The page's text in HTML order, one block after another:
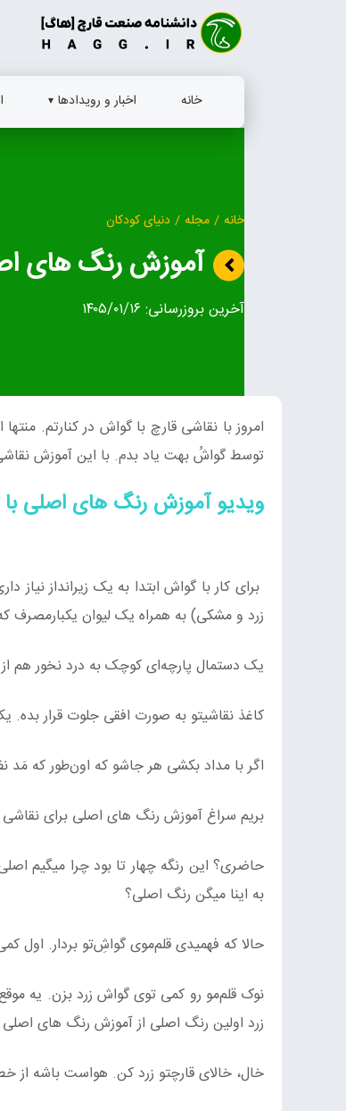
خانه اخبار و رویدادها
خانه / مجله / دنیای کودکان
آموزش رنگ های
آخرین بروزرسانی: ۱۴۰۵/۰۱/۱۶
امروز با نقاشی قارچ با گواش در کنارتم. منتها
توسط گواشُ بهت یاد بدم. با این آموزش
ویدیو آموزش رنگ های اصلی با
برای کار با گواش ابتدا به یک زیرانداز
زرد و مشکی) به همراه یک لیوان یکبار‌مصرف که 2/3 اونُ از آب پر کردی
یک دستمال پارچه‌ای کوچک به درد نخور هم از
کاغذ نقاشیتو به صورت افقی جلوت قرار بده.
اگر با مداد بکشی هر جاشو که اون‌طور که
بریم سراغ آموزش رنگ های اصلی برای نقاشی
حاضری؟ این رنگه چهار تا بود چرا میگیم
به اینا میگن رنگ اصلی؟
حالا که فهمیدی قلم‌موی گواشِ‌تو بردار. اول
نوک قلم‌مو رو کمی توی گواش زرد بزن. یه
زرد اولین رنگ اصلی از آموزش رنگ های
خال، خالای قارچتو زرد کن. هواست باشه از